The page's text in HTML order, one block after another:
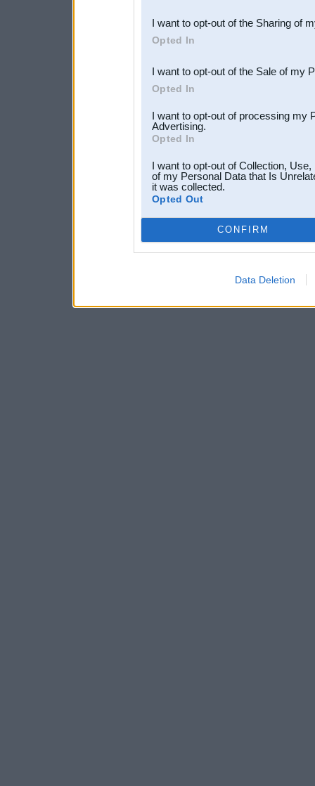
Downstream Participants
third parties.
I want to opt-out of the Sharing of
Opted In
I want to opt-out of the Sale of my
Opted In
I want to opt-out of processing my
Advertising.
Opted In
I want to opt-out of Collection,
of my Personal Data that Is
it was collected.
Opted Out
CONFIRM
Data Deletion